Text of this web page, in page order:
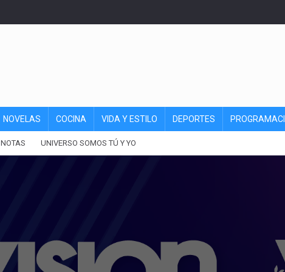
NOVELAS COCINA VIDA Y ESTILO DEPORTES
NOTAS UNIVERSO SOMOS TÚ Y YO